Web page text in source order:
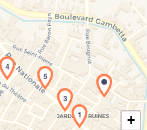
de la carte en cours...
1
3
4
5
+